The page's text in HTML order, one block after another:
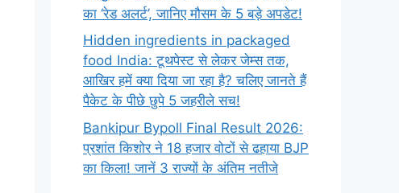
का ‘रेड अलर्ट’, जानिए मौसम के 5 बड़े अपडेट!
Hidden ingredients in packaged
food India: टूथपेस्ट से लेकर जेम्स तक,
आखिर हमें क्या दिया जा रहा है? चलिए जानते हैं
पैकेट के पीछे छुपे 5 जहरीले सच!
Bankipur Bypoll Final Result 2026:
प्रशांत किशोर ने 18 हजार वोटों से ढहाया BJP
का किला! जानें 3 राज्यों के अंतिम नतीजे